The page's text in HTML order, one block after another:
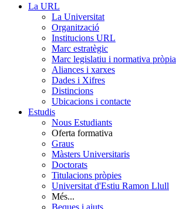
La URL
La Universitat
Organització
Institucions URL
Marc estratègic
Marc legislatiu i normativa pròpia
Aliances i xarxes
Dades i Xifres
Distincions
Ubicacions i contacte
Estudis
Nous Estudiants
Oferta formativa
Graus
Màsters Universitaris
Doctorats
Titulacions pròpies
Universitat d'Estiu Ramon Llull
Més...
Beques i ajuts